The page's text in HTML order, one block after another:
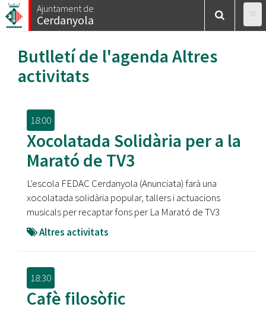
Vés
al
Ajuntament de
Cerdanyola
Butlletí de l'agenda Altres
activitats
18:00
Xocolatada Solidària per a la
Marató de TV3
L'escola FEDAC Cerdanyola (Anunciata) farà una
xocolatada solidària popular, tallers i actuacions
musicals per recaptar fons per La Marató de TV3
Altres activitats
18:30
Cafè filosòfic